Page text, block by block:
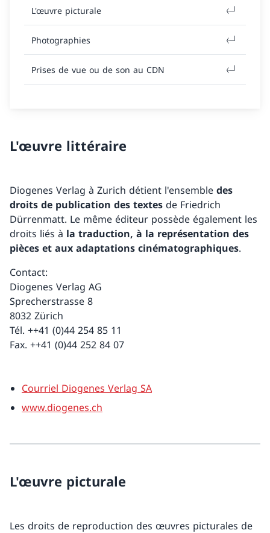
L'œuvre littéraire
Diogenes Verlag à Zurich détient l'ensemble des
droits de publication des textes de Friedrich
Dürrenmatt. Le même éditeur possède également les
droits liés à la traduction, à la représentation des
pièces et aux adaptations cinématographiques.
Contact:
Diogenes Verlag AG
Sprecherstrasse 8
8032 Zürich
Tél. ++41 (0)44 254 85 11
Fax. ++41 (0)44 252 84 07
Courriel Diogenes Verlag SA
www.diogenes.ch
L'œuvre picturale
Les droits de reproduction des œuvres picturales de
L'œuvre picturale
Photographies
Prises de vue ou de son au CDN